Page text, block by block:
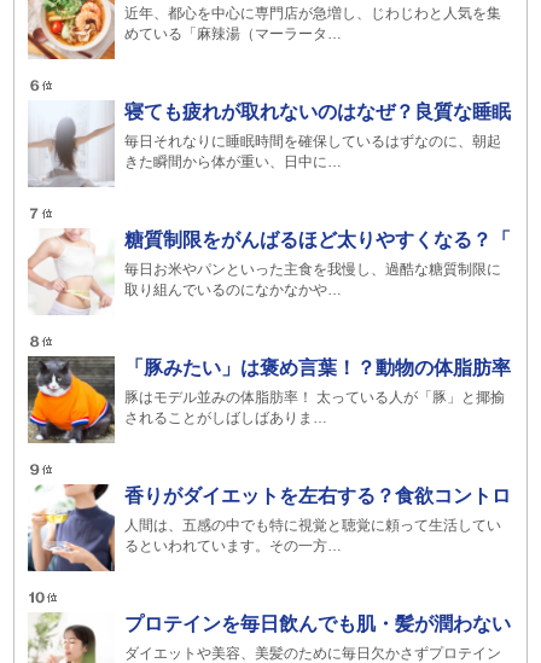
近年、都心を中心に専門店が急増し、じわじわと人気を集
めている「麻辣湯（マーラータ…
寝ても疲れが取れないのはなぜ？良質な睡眠
毎日それなりに睡眠時間を確保しているはずなのに、朝起
きた瞬間から体が重い、日中に…
糖質制限をがんばるほど太りやすくなる？「
毎日お米やパンといった主食を我慢し、過酷な糖質制限に
取り組んでいるのになかなかや…
「豚みたい」は褒め言葉！？動物の体脂肪率
豚はモデル並みの体脂肪率！ 太っている人が「豚」と揶揄
されることがしばしばありま…
香りがダイエットを左右する？食欲コントロ
人間は、五感の中でも特に視覚と聴覚に頼って生活してい
るといわれています。その一方…
プロテインを毎日飲んでも肌・髪が潤わない
ダイエットや美容、美髪のために毎日欠かさずプロテイン